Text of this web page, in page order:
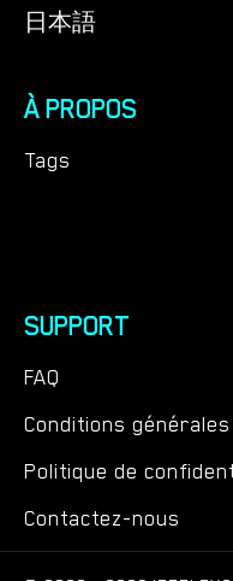
日本語
À PROPOS
Tags
SUPPORT
FAQ
Conditions générales
Politique de
Contactez-nous